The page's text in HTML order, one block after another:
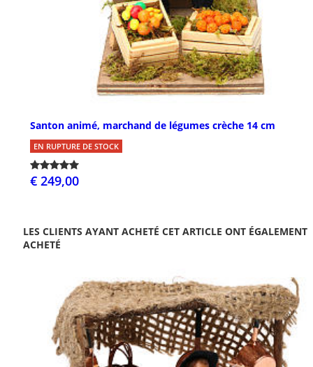
Santon animé, marchand de légumes crèche 14 cm
EN RUPTURE DE STOCK
€ 249,00
LES CLIENTS AYANT ACHETÉ CET ARTICLE ONT ÉGALEMENT
ACHETÉ